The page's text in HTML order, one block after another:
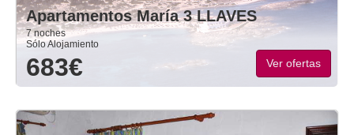
Apartamentos María 3 LLAVES
7 noches
Sólo Alojamiento
683€ Ver ofertas